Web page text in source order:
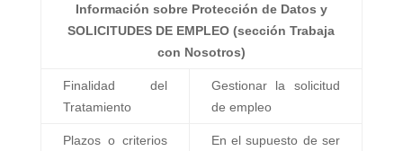
Información sobre Protección de Datos y
SOLICITUDES DE EMPLEO (sección Trabaja
con Nosotros)
Finalidad del
Tratamiento
Gestionar la solicitud
de empleo
Plazos o criterios
En el supuesto de ser